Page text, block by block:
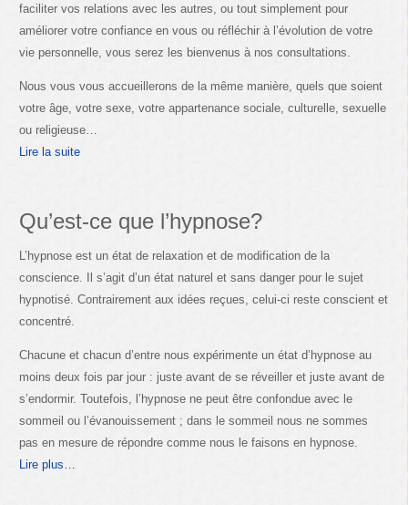
faciliter vos relations avec les autres, ou tout simplement pour
améliorer votre confiance en vous ou réfléchir à l’évolution de votre
vie personnelle, vous serez les bienvenus à nos consultations.
Nous vous vous accueillerons de la même manière, quels que soient
votre âge, votre sexe, votre appartenance sociale, culturelle, sexuelle
ou religieuse…
Lire la suite
Qu’est-ce que l’hypnose?
L’hypnose est un état de relaxation et de modification de la
conscience. Il s’agit d’un état naturel et sans danger pour le sujet
hypnotisé. Contrairement aux idées reçues, celui-ci reste conscient et
concentré.
Chacune et chacun d’entre nous expérimente un état d’hypnose au
moins deux fois par jour : juste avant de se réveiller et juste avant de
s’endormir. Toutefois, l’hypnose ne peut être confondue avec le
sommeil ou l’évanouissement ; dans le sommeil nous ne sommes
pas en mesure de répondre comme nous le faisons en hypnose.
Lire plus…